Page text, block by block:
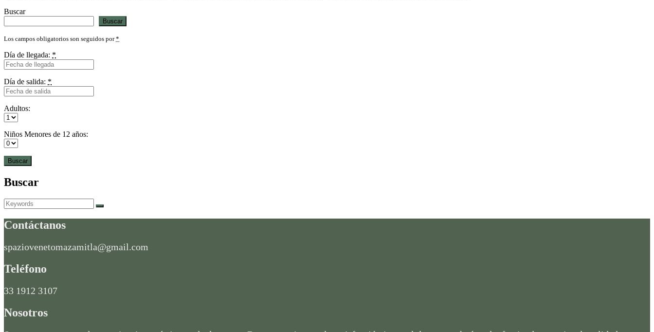
Buscar
Buscar
Los campos obligatorios son seguidos por*
Día de llegada: *
Día de salida: *
Adultos:
Niños Menores de 12 años:
Buscar
Search
for:
Search
Contáctanos
spaziovenetomazamitla@gmail.com
Teléfono
33 1912 3107
Nosotros